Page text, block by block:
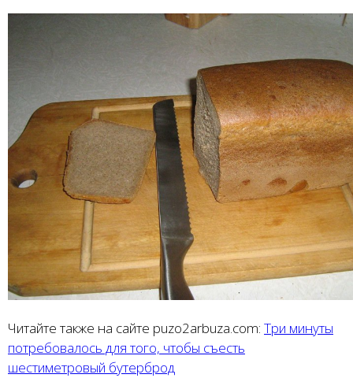
Читайте также на сайте puzo2arbuza.com: Три минуты
потребовалось для того, чтобы съесть
шестиметровый бутерброд